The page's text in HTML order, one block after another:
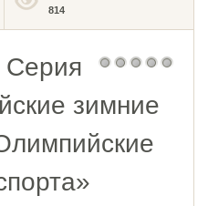
814
зимние